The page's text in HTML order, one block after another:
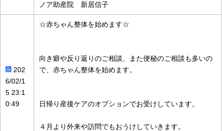
ノア助産院 新居信子
202
6/02/1
5 23:1
0:49
☆赤ちゃん整体を始めます☆
向き癖や反り返りのご相談、また便秘のご相談も多いの
で、赤ちゃん整体を始めます。
日帰り産後ケアのオプションでお受けしています。
４月より外来や訪問でもおうけしていきます。